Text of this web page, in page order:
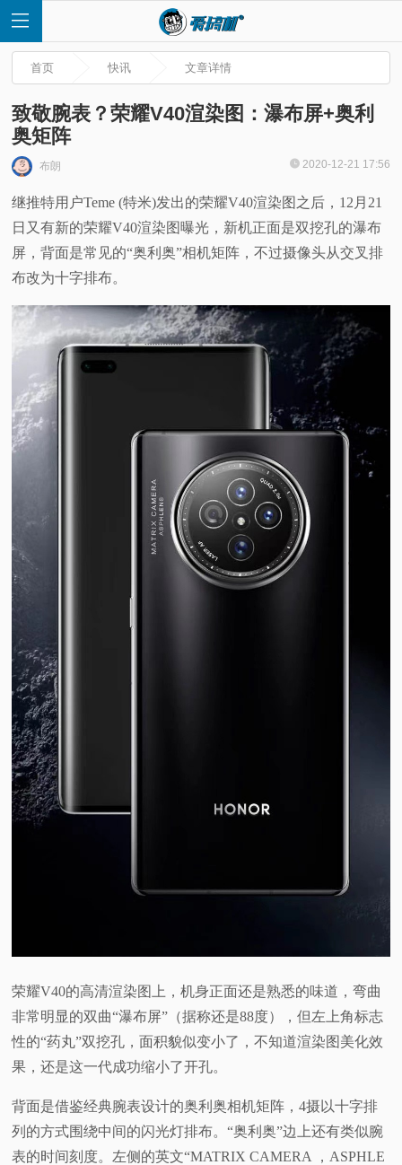
首
页
快
视
普
验
专
题
首页 快讯 文章详情
致敬腕表？荣耀V40渲染图：瀑布屏+奥利
奥矩阵
布朗 2020-12-21 17:56
继推特用户Teme (特米)发出的荣耀V40渲染图之后，12月21
日又有新的荣耀V40渲染图曝光，新机正面是双挖孔的瀑布
屏，背面是常见的“奥利奥”相机矩阵，不过摄像头从交叉排
布改为十字排布。
荣耀V40的高清渲染图上，机身正面还是熟悉的味道，弯曲
非常明显的双曲“瀑布屏”（据称还是88度），但左上角标志
性的“药丸”双挖孔，面积貌似变小了，不知道渲染图美化效
果，还是这一代成功缩小了开孔。
背面是借鉴经典腕表设计的奥利奥相机矩阵，4摄以十字排
列的方式围绕中间的闪光灯排布。“奥利奥”边上还有类似腕
表的时间刻度。左侧的英文“MATRIX CAMERA ，ASPHLE